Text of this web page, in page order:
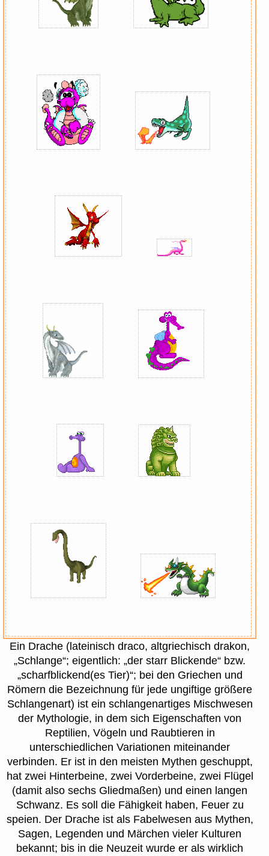
Ein Drache (lateinisch draco, altgriechisch drakon,
„Schlange“; eigentlich: „der starr Blickende“ bzw.
„scharfblickend(es Tier)“; bei den Griechen und
Römern die Bezeichnung für jede ungiftige größere
Schlangenart) ist ein schlangenartiges Mischwesen
der Mythologie, in dem sich Eigenschaften von
Reptilien, Vögeln und Raubtieren in
unterschiedlichen Variationen miteinander
verbinden. Er ist in den meisten Mythen geschuppt,
hat zwei Hinterbeine, zwei Vorderbeine, zwei Flügel
(damit also sechs Gliedmaßen) und einen langen
Schwanz. Es soll die Fähigkeit haben, Feuer zu
speien. Der Drache ist als Fabelwesen aus Mythen,
Sagen, Legenden und Märchen vieler Kulturen
bekannt; bis in die Neuzeit wurde er als wirklich